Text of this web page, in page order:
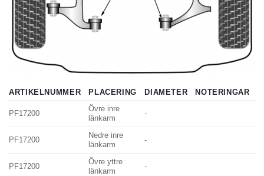
ARTIKELNUMMER PLACERING DIAMETER NOTERINGAR
PF17200
Övre inre
länkarm
-
PF17200
Nedre inre
länkarm
-
PF17200
Övre yttre
länkarm
-